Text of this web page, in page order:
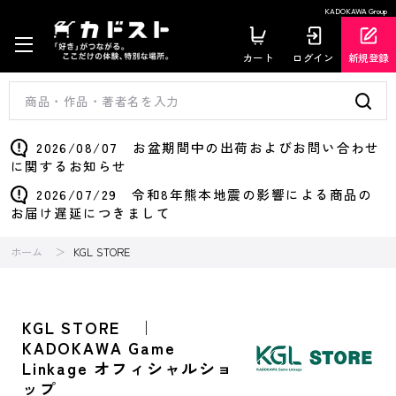
KADOKAWA Group
カート ログイン 新規登録
2026/08/07 お盆期間中の出荷およびお問い合わせ
に関するお知らせ
2026/07/29 令和8年熊本地震の影響による商品の
お届け遅延につきまして
ホーム KGL STORE
KGL STORE ｜
KADOKAWA Game
Linkage オフィシャルショ
ップ